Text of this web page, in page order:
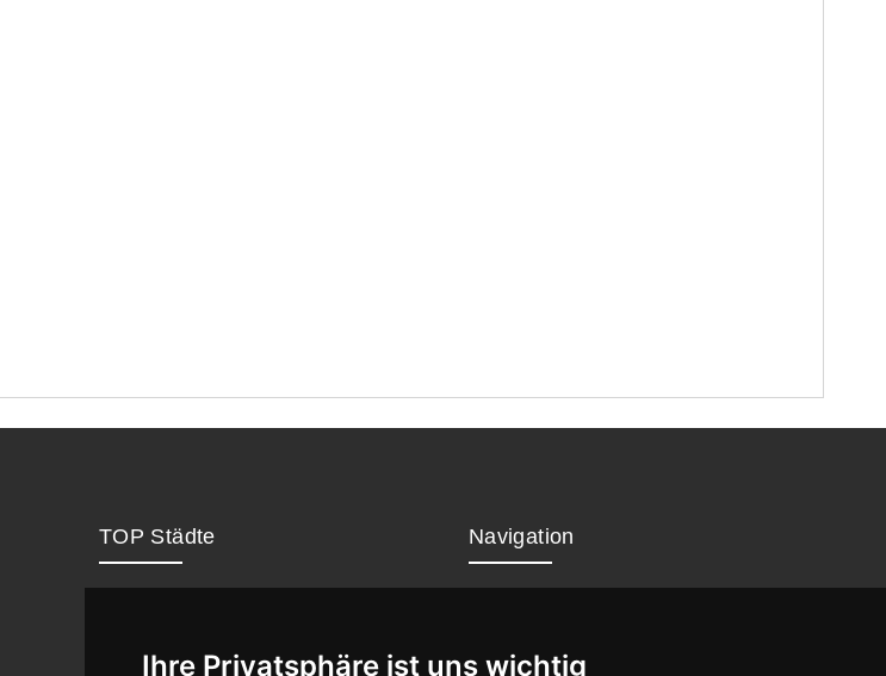
Ihre Privatsphäre ist uns wichtig
TOP Städte
Paris
Navigation
Datenschutz